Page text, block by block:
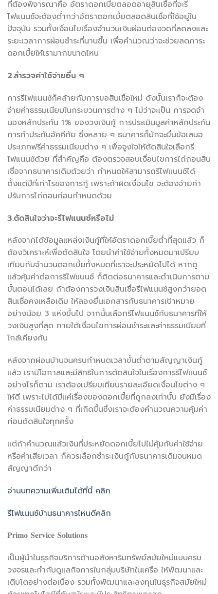
ที่ต้องพิจารณาคือ อัตราดอกเบี้ยตลอดอายุสินเชื่อที่จะรี
ไฟแนนซ์จะต้องต่ำกว่าอัตราดอกเบี้ยตลอดสินเชื่อที่ใช้อยู่ใน
ปัจจุบัน รวมทั้งเงื่อนไขเรื่องจำนวนเงินผ่อนต่องวดที่ลดลงและ
ระยะเวลาการผ่อนชำระที่นานขึ้น เพื่อคำนวณว่าจะช่วยลดภาระ
ดอกเบี้ยให้เรามากขนาดไหน
2.สำรวจค่าใช้จ่ายอื่น ๆ
การรีไฟแนนซ์ก็คล้ายกับการขอสินเชื่อใหม่ ดังนั้นเราก็จะต้อง
จ่ายค่าธรรมเนียมในกระบวนการต่าง ๆ ไม่ว่าจะเป็น การจดจำ
นองหลักประกัน 1% ของวงเงินกู้ การประเมินมูลค่าหลักประกัน
การทำประกันอัคคีภัย ซึ่งหลาย ๆ ธนาคารก็มักจะยื่นข้อเสนอ
ประเภทฟรีค่าธรรมเนียมต่าง ๆ เพื่อจูงใจให้ตัดสินใจเลือกรี
ไฟแนนซ์ด้วย ที่สำคัญคือ ต้องตรวจสอบเงื่อนไขการไถ่ถอนสิน
เชื่อจากธนาคารเดิมด้วยว่า กำหนดให้สามารถรีไฟแนนซ์ได้
ตั้งแต่ปีที่เท่าไรของการกู้ เพราะถ้าผิดเงื่อนไข จะต้องจ่ายค่า
ปรับการไถ่ถอนก่อนกำหนดด้วย
3.ตัดสินใจว่าจะรีไฟแนนซ์หรือไม่
หลังจากได้ข้อมูลแหล่งเงินกู้ที่ให้อัตราดอกเบี้ยต่ำที่สุดแล้ว ก็
ต้องวิเคราะห์เพื่อตัดสินใจ โดยนำค่าใช้จ่ายทั้งหมดมาเปรียบ
เทียบกับจำนวนดอกเบี้ยทั้งหมดที่เราจะประหยัดไปได้ หากดู
แล้วคุ้มค่าต่อการรีไฟแนนซ์ ก็ติดต่อธนาคารและดำเนินการตาม
ขั้นตอนได้เลย ถ้าต้องการวงเงินสินเชื่อรีไฟแนนซ์สูงกว่ายอด
สินเชื่อคงเหลือเดิม ให้ลองยื่นเอกสารกับธนาคารเป้าหมาย
อย่างน้อย 3 แห่งขึ้นไป จากนั้นเลือกรีไฟแนนซ์กับธนาคารที่ให้
วงเงินสูงที่สุด ภายใต้เงื่อนไขการผ่อนชำระและค่าธรรมเนียมที่
ใกล้เคียงกัน
หลังจากผ่อนบ้านจนครบกำหนดเวลาขั้นต่ำตามสัญญาเงินกู้
แล้ว เรามีโอกาสและมีสิทธิในการตัดสินใจในเรื่องการรีไฟแนนซ์
อย่างไรก็ตาม เราต้องเปรียบเทียบรายละเอียดเงื่อนไขต่าง ๆ
ให้ดี เพราะไม่ได้มีแค่เรื่องของดอกเบี้ยที่ถูกลงเท่านั้น ยังมีเรื่อง
ค่าธรรมเนียมต่าง ๆ ที่เกิดขึ้นซึ่งเราจะต้องคำนวณความคุ้มค่า
ก่อนตัดสินใจทุกครั้ง
แต่ถ้าคำนวณแล้วเงินที่ประหยัดดอกเบี้ยไปไม่คุ้มกับค่าใช้จ่าย
หรือค่าเสียเวลา ก็ควรเลือกชำระเงินกู้กับธนาคารเดิมจนหมด
สัญญาดีกว่า
อ่านบทความเพิ่มเติมได้ที่นี่ คลิก
รีไฟแนนซ์บ้านธนาคารไหนดีคลิก
𝐏𝐫𝐢𝐦𝐨 𝐒𝐞𝐫𝐯𝐢𝐜𝐞 𝐒𝐨𝐥𝐮𝐭𝐢𝐨𝐧𝐬
เป็นผู้นำในธุรกิจบริการด้านอสังหาริมทรัพย์สมัยใหม่แบบครบ
วงจรและกำกับดูแลกิจการในกลุ่มบริษัทในเครือ ให้พัฒนาและ
เติบโตอย่างต่อเนื่อง รวมทั้งพัฒนาและลงทุนในธุรกิจสมัยใหม่